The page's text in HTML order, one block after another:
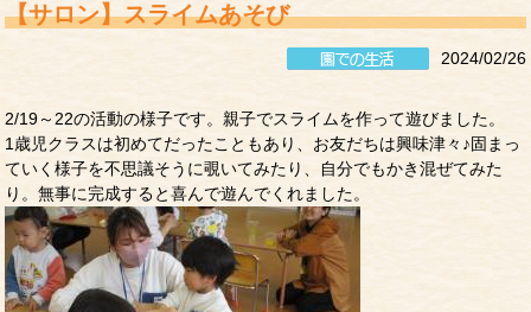
【サロン】スライムあそび
2024/02/26
2/19～22の活動の様子です。親子でスライムを作って遊びました。
1歳児クラスは初めてだったこともあり、お友だちは興味津々♪固まっ
ていく様子を不思議そうに覗いてみたり、自分でもかき混ぜてみた
り。無事に完成すると喜んで遊んでくれました。